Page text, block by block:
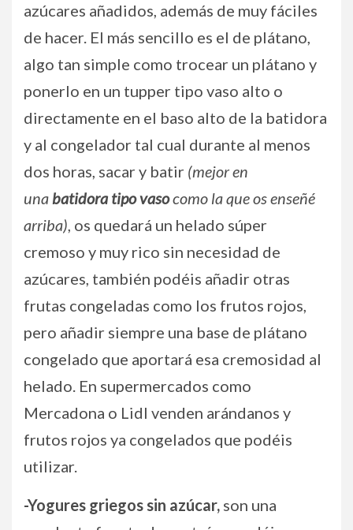
azúcares añadidos, además de muy fáciles
de hacer. El más sencillo es el de plátano,
algo tan simple como trocear un plátano y
ponerlo en un tupper tipo vaso alto o
directamente en el baso alto de la batidora
y al congelador tal cual durante al menos
dos horas, sacar y batir (mejor en
una batidora tipo vasocomo la que os enseñé
arriba), os quedará un helado súper
cremoso y muy rico sin necesidad de
azúcares, también podéis añadir otras
frutas congeladas como los frutos rojos,
pero añadir siempre una base de plátano
congelado que aportará esa cremosidad al
helado. En supermercados como
Mercadona o Lidl venden arándanos y
frutos rojos ya congelados que podéis
utilizar.
-Yogures griegos sin azúcar, son una